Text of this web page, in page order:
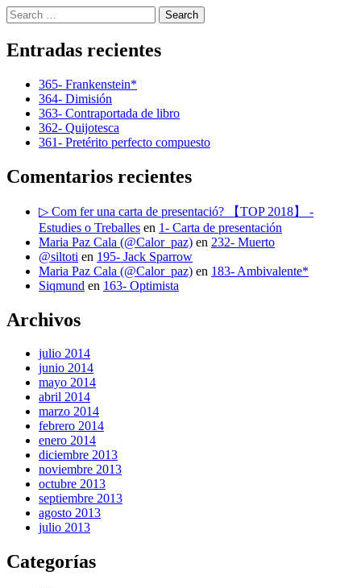
Search
Entradas recientes
365- Frankenstein*
364- Dimisión
363- Contraportada de libro
362- Quijotesca
361- Pretérito perfecto compuesto
Comentarios recientes
▷ Com fer una carta de presentació? 【TOP 2018】 -
Estudies o Treballes en 1- Carta de presentación
Maria Paz Cala (@Calor_paz) en 232- Muerto
@siltoti en 195- Jack Sparrow
Maria Paz Cala (@Calor_paz) en 183- Ambivalente*
Siqmund en 163- Optimista
Archivos
julio 2014
junio 2014
mayo 2014
abril 2014
marzo 2014
febrero 2014
enero 2014
diciembre 2013
noviembre 2013
octubre 2013
septiembre 2013
agosto 2013
julio 2013
Categorías